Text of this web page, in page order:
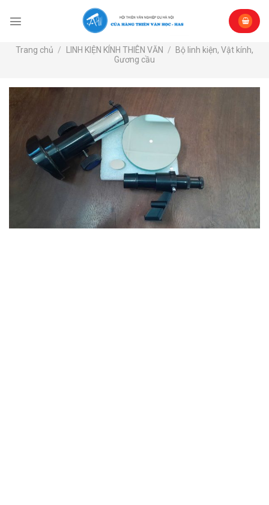
Trang chủ / LINH KIỆN KÍNH THIÊN VĂN /
Bộ linh kiện, Vật kính,
Gương cầu